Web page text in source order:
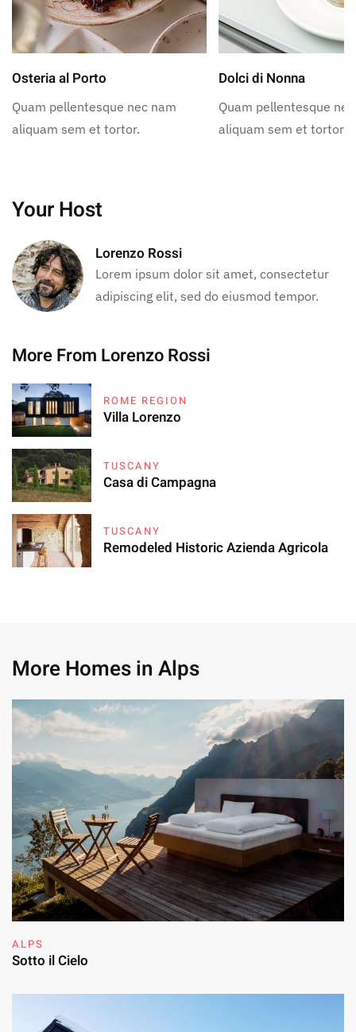
Osteria al Porto
Quam pellentesque nec nam
aliquam sem et tortor.
Dolci di Nonna
Quam pellentesque
aliquam sem et tortor.
Your Host
Lorenzo Rossi
Lorem ipsum dolor sit amet, consectetur
adipiscing elit, sed do eiusmod tempor.
More From Lorenzo Rossi
ROME REGION
Villa Lorenzo
TUSCANY
Casa di Campagna
TUSCANY
Remodeled Historic Azienda Agricola
More Homes in Alps
ALPS
Sotto il Cielo